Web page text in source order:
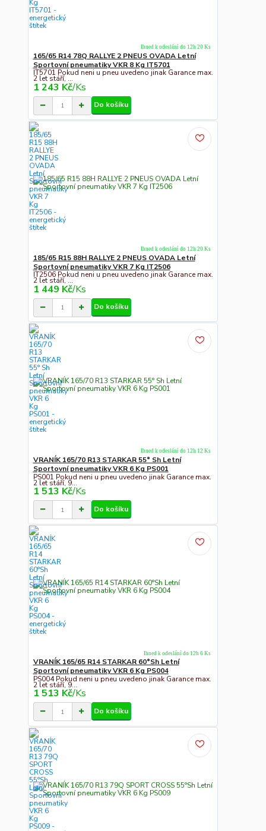
165/65 R14 78Q RALLYE 2 PNEUS OVADA Letní
Sportovní pneumatiky VKR 8 Kg IT5701
IT5701 Pokud neni u pneu uvedeno jinak Garance max.
2 let stáří, ...
1 243 Kč/Ks
Ihned k odeslání do 12h 20 Ks
Do košíku
185/65 R15 88H RALLYE 2 PNEUS OVADA Letní
Sportovní pneumatiky VKR 7 Kg IT2506
IT2506 Pokud neni u pneu uvedeno jinak Garance max.
2 let stáří, ...
1 449 Kč/Ks
Ihned k odeslání do 12h 20 Ks
Do košíku
VRANÍK 165/70 R13 STARKAR 55° Sh Letní
Sportovní pneumatiky VKR 6 Kg PS001
PS001 Pokud neni u pneu uvedeno jinak Garance max.
2 let stáří, 9...
1 513 Kč/Ks
Ihned k odeslání do 12h 12 Ks
Do košíku
VRANÍK 165/65 R14 STARKAR 60°Sh Letní
Sportovní pneumatiky VKR 6 Kg PS004
PS004 Pokud neni u pneu uvedeno jinak Garance max.
2 let stáří, 9...
1 513 Kč/Ks
Ihned k odeslání do 12h 6 Ks
Do košíku